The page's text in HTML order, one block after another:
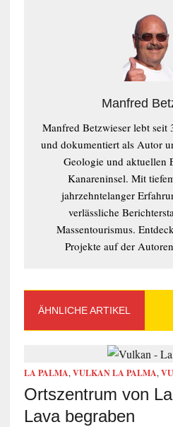
Manfred
Manfred Betzwieser lebt seit
und dokumentiert als Autor
Geologie und aktuellen
Kanareninsel. Mit
jahrzehntelanger
verlässliche
Massentourismus.
Projekte auf der
ÄHNLICHE ARTIKEL
LA PALMA,VULKAN LA PALMA,
Ortszentrum von
Lava begraben